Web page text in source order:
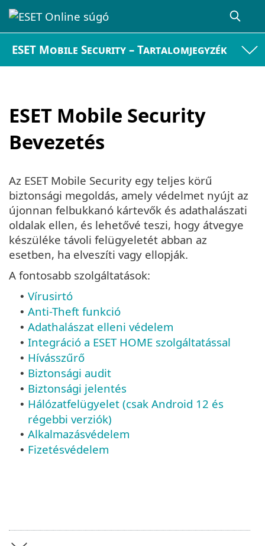
ESET Mobile Security – Tartalomjegyzék
ESET Mobile Security
Bevezetés
Az ESET Mobile Security egy teljes körű
biztonsági megoldás, amely védelmet nyújt az
újonnan felbukkanó kártevők és adathalászati
oldalak ellen, és lehetővé teszi, hogy átvegye
készüléke távoli felügyeletét abban az
esetben, ha elveszíti vagy ellopják.
A fontosabb szolgáltatások:
• Vírusirtó
• Anti-Theft funkció
• Adathalászat elleni védelem
• Integráció a ESET HOME szolgáltatással
• Hívásszűrő
• Biztonsági audit
• Biztonsági jelentés
• Hálózatfelügyelet (csak Android 12 és
régebbi verziók)
• Alkalmazásvédelem
• Fizetésvédelem